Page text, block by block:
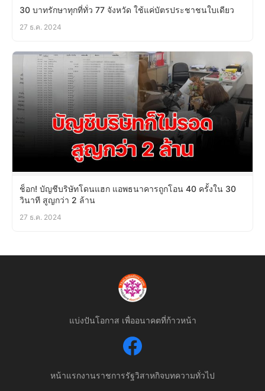
30 บาทรักษาทุกที่ทั่ว 77 จังหวัด ใช้แค่บัตรประชาชนใบเดียว
27 ธ.ค. 2024
ช็อก! บัญชีบริษัทโดนแฮก แอพธนาคารถูกโอน 40 ครั้งใน 30
วินาที สูญกว่า 2 ล้าน
27 ธ.ค. 2024
แบ่งปันโอกาส เพื่ออนาคตที่ก้าวหน้า
หน้าแรกงานราชการรัฐวิสาหกิจบทความทั่วไป